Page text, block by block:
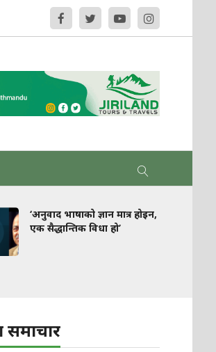
‘अनुवाद भाषाको ज्ञान मात्र होइन,
एक सैद्धान्तिक विधा हो’
समाचार